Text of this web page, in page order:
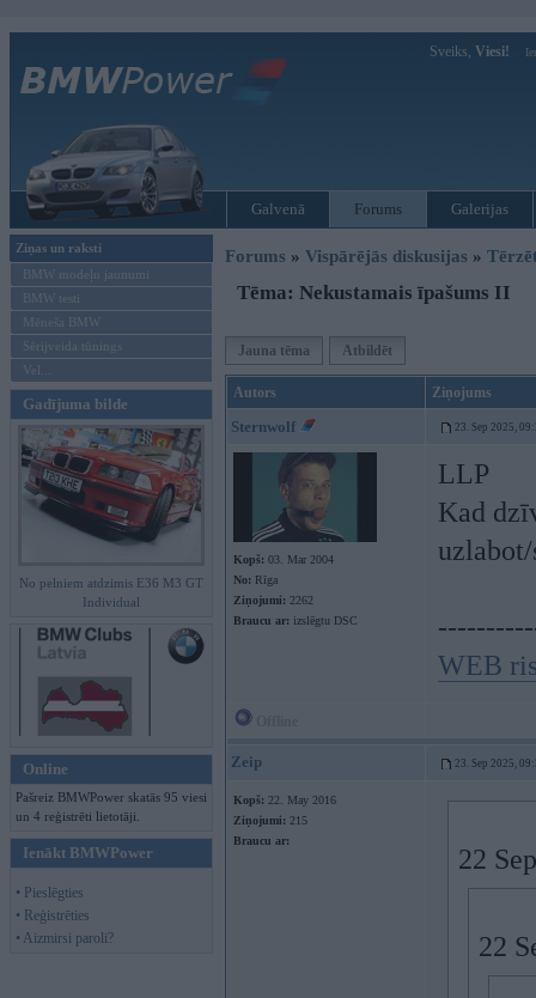
Sveiks, Viesi!
Galvenā Forums Galerijas
Ziņas un raksti
BMW modeļu jaunumi
BMW testi
Mēneša BMW
Sērijveida tūnings
Vel...
Gadījuma bilde
No pelniem atdzimis E36 M3 GT
Individual
Online
Pašreiz BMWPower skatās 95 viesi
un 4 reģistrēti lietotāji.
Ienākt BMWPower
• Pieslēgties
• Reģistrēties
• Aizmirsi paroli?
Forums » Vispārējās diskusijas »
Tēma: Nekustamais īpašums II
Jauna tēma Atbildēt
Autors Ziņojums
Sternwolf 23. Sep 2025,
Kopš: 03. Mar 2004
No: Rīga
Ziņojumi: 2262
Braucu ar: izslēgtu DSC
LLP
Kad
WEB
Zeip 23. Sep 2025,
Kopš: 22. May 2016
Ziņojumi: 215
Braucu ar:
22
22